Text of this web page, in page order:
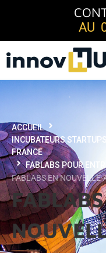
AU
ACCUEIL
INCUBATEURS
FRANCE
FABLABS POUR
FABLABS EN NOUVELLE-